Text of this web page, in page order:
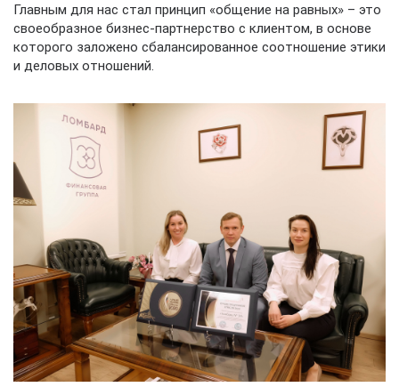
Главным для нас стал принцип «общение на равных» – это
своеобразное бизнес-партнерство с клиентом, в основе
которого заложено сбалансированное соотношение этики
и деловых отношений.